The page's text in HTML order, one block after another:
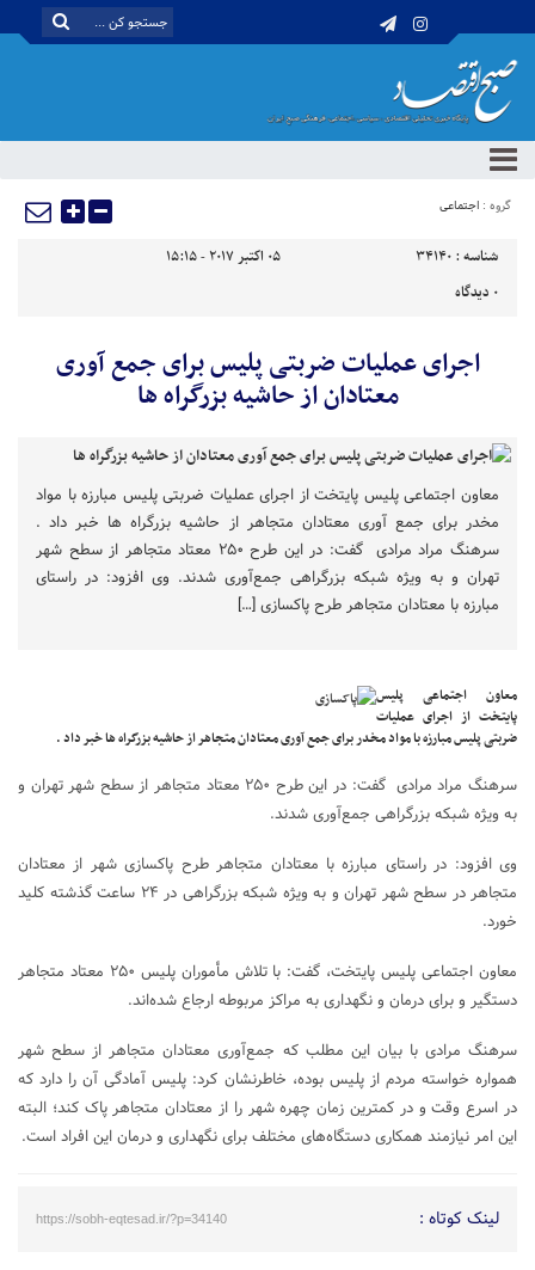
گروه : اجتماعی
شناسه : 34140
05 اکتبر 2017 - 15:15
0 دیدگاه
اجرای عملیات ضربتی پلیس برای جمع آوری
معتادان از حاشیه بزرگراه ها
معاون اجتماعی پلیس پایتخت از اجرای عملیات ضربتی پلیس مبارزه با مواد
مخدر برای جمع آوری معتادان متجاهر از حاشیه بزرگراه ها خبر داد .
سرهنگ مراد مرادی گفت: در این طرح ۲۵۰ معتاد متجاهر از سطح شهر
تهران و به ویژه شبکه بزرگراهی جمع‌آوری شدند. وی افزود: در راستای
مبارزه با معتادان متجاهر طرح پاکسازی […]
معاون اجتماعی پلیس
پایتخت از اجرای عملیات
ضربتی پلیس مبارزه با مواد مخدر برای جمع آوری معتادان متجاهر از حاشیه بزرگراه ها خبر داد .
سرهنگ مراد مرادی گفت: در این طرح ۲۵۰ معتاد متجاهر از سطح شهر تهران و
به ویژه شبکه بزرگراهی جمع‌آوری شدند.
وی افزود: در راستای مبارزه با معتادان متجاهر طرح پاکسازی شهر از معتادان
متجاهر در سطح شهر تهران و به ویژه شبکه بزرگراهی در ۲۴ ساعت گذشته کلید
خورد.
معاون اجتماعی پلیس پایتخت، گفت: با تلاش مأموران پلیس ۲۵۰ معتاد متجاهر
دستگیر و برای درمان و نگهداری به مراکز مربوطه ارجاع شده‌اند.
سرهنگ مرادی با بیان این مطلب که جمع‌آوری معتادان متجاهر از سطح شهر
همواره خواسته مردم از پلیس بوده، خاطرنشان کرد: پلیس آمادگی آن را دارد که
در اسرع وقت و در کمترین زمان چهره شهر را از معتادان متجاهر پاک کند؛ البته
این امر نیازمند همکاری دستگاه‌های مختلف برای نگهداری و درمان این افراد است.
لینک کوتاه : https://sobh-eqtesad.ir/?p=34140